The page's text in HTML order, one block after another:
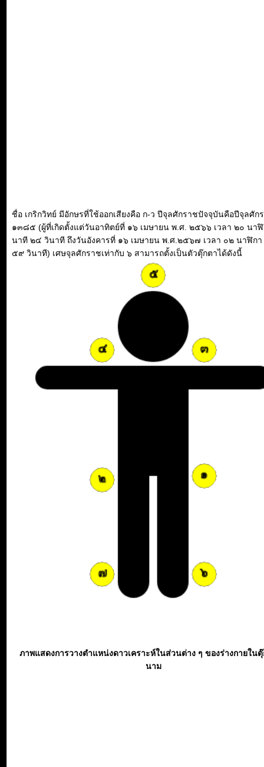
ชื่อ เกริกวิทย์ มีอักษรที่ใช้ออกเสียงคือ ก-ว ปีจุลศักราชปัจจุบันคือปีจุลศัก
๑๓๘๕ (ผู้ที่เกิดตั้งแต่วันอาทิตย์ที่ ๑๖ เมษายน พ.ศ. ๒๕๖๖ เวลา ๒๐ นา
นาที ๒๔ วินาที ถึงวันอังคารที่ ๑๖ เมษายน พ.ศ.๒๕๖๗ เวลา ๐๒ นาฬิก
๕๙ วินาที) เศษจุลศักราชเท่ากับ ๖ สามารถตั้งเป็นตัวตุ๊กตาได้ดังนี้
ภาพแสดงการวางตำแหน่งดาวเคราะห์ในส่วนต่าง ๆ ของร่างกายใน
นาม